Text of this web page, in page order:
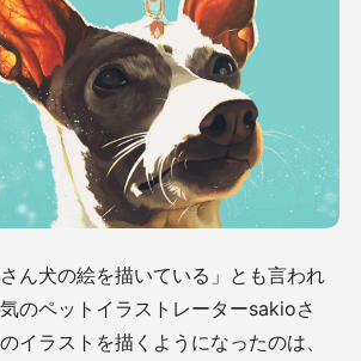
ん犬の絵を描いている」とも言われ
のペットイラストレーターsakioさ
イラストを描くようになったのは、